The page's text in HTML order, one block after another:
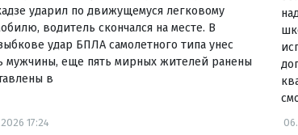
ударил по движущемуся легковому
водитель скончался на месте. В
удар БПЛА самолетного типа унес
мужчины, еще пять мирных жителей ранены
в
17:24